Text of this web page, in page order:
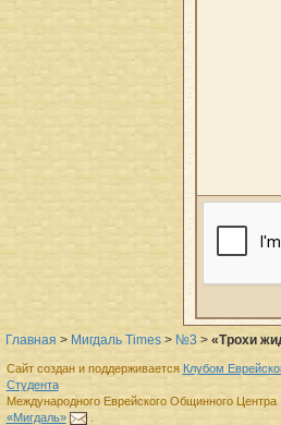
Главная > Мигдаль Times > №3 > «Трохи
Сайт создан и поддерживается Клубом
Студента
Международного Еврейского Общинного Центра
«Мигдаль»
.